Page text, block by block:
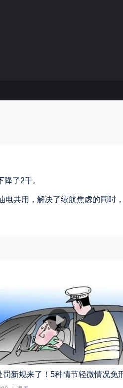
了2千。
电共用，解决了续航焦虑的同时
罚新规来了！5种情节轻微情况免